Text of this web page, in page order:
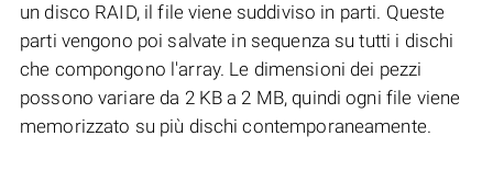
un disco RAID, il file viene suddiviso in parti. Queste
parti vengono poi salvate in sequenza su tutti i dischi
che compongono l'array. Le dimensioni dei pezzi
possono variare da 2 KB a 2 MB, quindi ogni file viene
memorizzato su più dischi contemporaneamente.